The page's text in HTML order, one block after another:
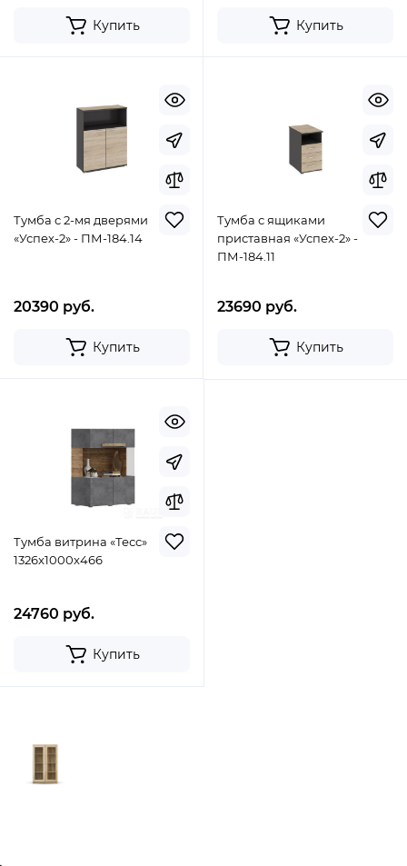
Купить Купить
Тумба с 2-мя дверями
«Успех-2» - ПМ-184.14
20390 руб.
Купить
Тумба с ящиками
приставная «Успех-2» -
ПМ-184.11
23690 руб.
Купить
Тумба витрина «Тесс»
1326x1000x466
24760 руб.
Купить